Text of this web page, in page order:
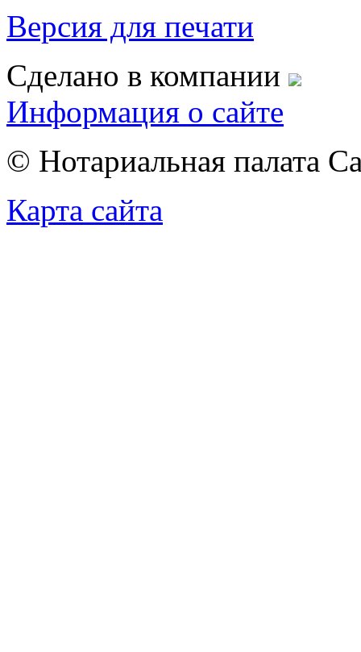
Версия для печати
Сделано в компании
Информация о сайте
© Нотариальная палата
Карта сайта